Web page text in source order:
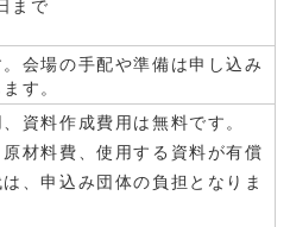
まで
会場の手配や準備は申し込み
す。
資料作成費用は無料です。
材料費、使用する資料が有償
、申込み団体の負担となりま